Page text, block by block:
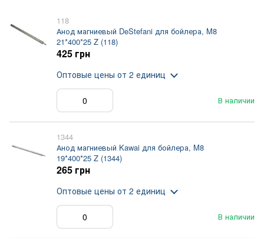
118
Анод магниевый DeStefani для бойлера, M8
21*400*25 Z (118)
В наличии
425 грн
Оптовые цены от 2 единиц
1344
Анод магниевый Kawai для бойлера, M8
19*400*25 Z (1344)
В наличии
265 грн
Оптовые цены от 2 единиц